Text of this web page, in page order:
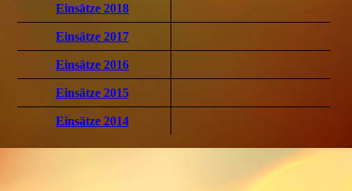
Einsätze 2018
Einsätze 2017
Einsätze 2016
Einsätze 2015
Einsätze 2014